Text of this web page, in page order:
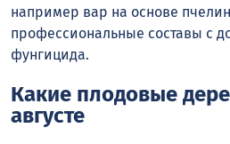
например вар на основе
профессиональные составы с
фунгицида.
Какие плодовые
августе